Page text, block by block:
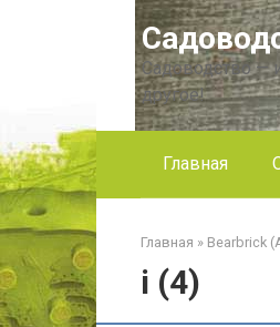
Садоводство —
другое!
Главная
Главная » Bearbrick
i (4)